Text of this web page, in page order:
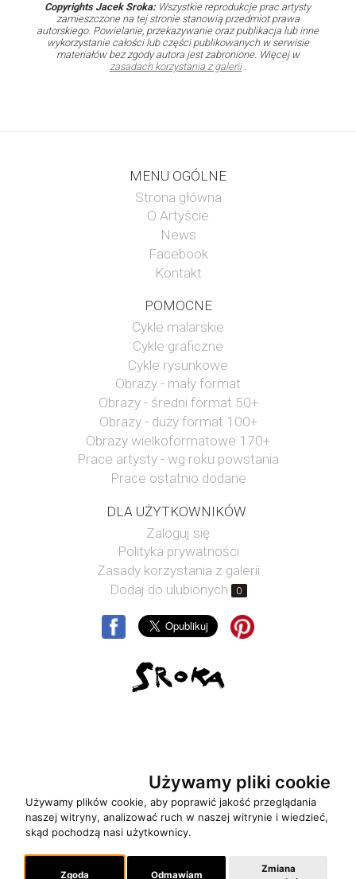
Używamy pliki cookie
Używamy plików cookie, aby poprawić jakość przeglądania
naszej witryny, analizować ruch w naszej witrynie i wiedzieć,
skąd pochodzą nasi użytkownicy.
Zgoda Odmawiam
Zmiana
Copyrights Jacek Sroka:Wszystkie reprodukcje prac artysty
zamieszczone na tej stronie stanowią przedmiot prawa
autorskiego. Powielanie, przekazywanie oraz publikacja lub inne
wykorzystanie całości lub części publikowanych w serwisie
materiałów bez zgody autora jest zabronione. Więcej w
zasadach korzystania z galerii.
MENU OGÓLNE
Strona główna
O Artyście
News
Facebook
Kontakt
POMOCNE
Cykle malarskie
Cykle graficzne
Cykle rysunkowe
Obrazy - mały format
Obrazy - średni format 50+
Obrazy - duży format 100+
Obrazy wielkoformatowe 170+
Prace artysty - wg roku powstania
Prace ostatnio dodane
DLA UŻYTKOWNIKÓW
Zaloguj się
Polityka prywatności
Zasady korzystania z galerii
Dodaj do ulubionych
0
Copyrights: Jacek Sroka 1999-2026. Wszelkie prawa
zastrzeżone| realizacja:grafiQa.pl